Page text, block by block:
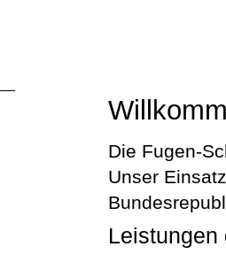
Die Fugen-
Unser
Leistungen